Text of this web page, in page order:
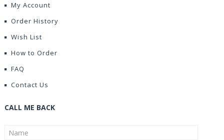
My Account
Order History
Wish List
How to Order
FAQ
Contact Us
CALL ME BACK